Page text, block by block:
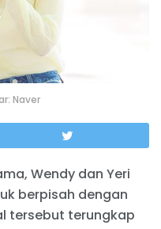
Naver
Wendy dan Yeri
berpisah dengan
tersebut terungkap